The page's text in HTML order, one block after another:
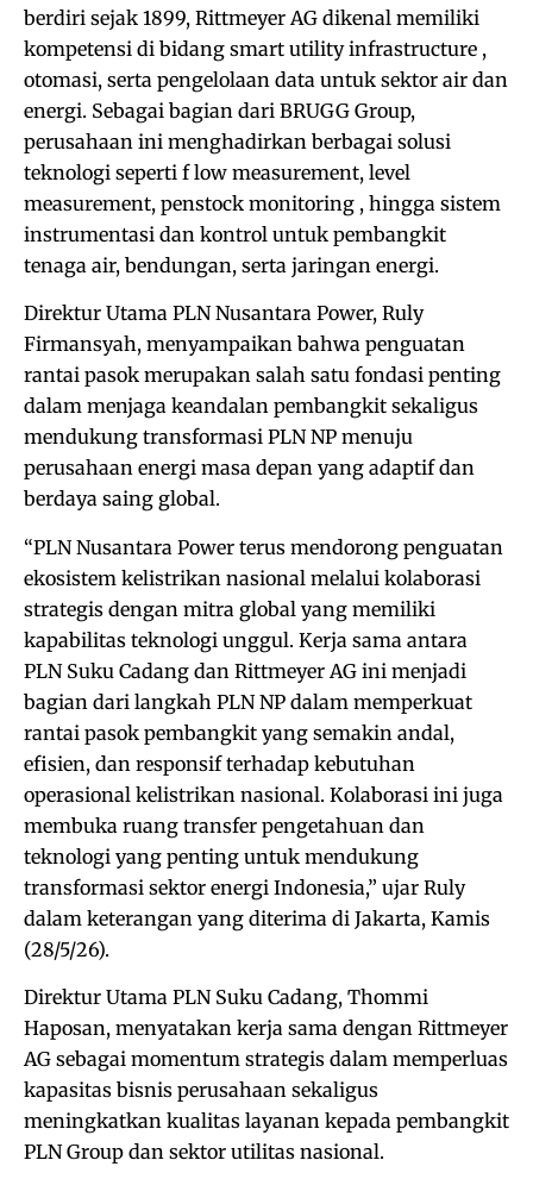
berdiri sejak 1899, Rittmeyer AG dikenal memiliki
kompetensi di bidang smart utility infrastructure ,
otomasi, serta pengelolaan data untuk sektor air dan
energi. Sebagai bagian dari BRUGG Group,
perusahaan ini menghadirkan berbagai solusi
teknologi seperti f low measurement, level
measurement, penstock monitoring , hingga sistem
instrumentasi dan kontrol untuk pembangkit
tenaga air, bendungan, serta jaringan energi.
Direktur Utama PLN Nusantara Power, Ruly
Firmansyah, menyampaikan bahwa penguatan
rantai pasok merupakan salah satu fondasi penting
dalam menjaga keandalan pembangkit sekaligus
mendukung transformasi PLN NP menuju
perusahaan energi masa depan yang adaptif dan
berdaya saing global.
“PLN Nusantara Power terus mendorong penguatan
ekosistem kelistrikan nasional melalui kolaborasi
strategis dengan mitra global yang memiliki
kapabilitas teknologi unggul. Kerja sama antara
PLN Suku Cadang dan Rittmeyer AG ini menjadi
bagian dari langkah PLN NP dalam memperkuat
rantai pasok pembangkit yang semakin andal,
efisien, dan responsif terhadap kebutuhan
operasional kelistrikan nasional. Kolaborasi ini juga
membuka ruang transfer pengetahuan dan
teknologi yang penting untuk mendukung
transformasi sektor energi Indonesia,” ujar Ruly
dalam keterangan yang diterima di Jakarta, Kamis
(28/5/26).
Direktur Utama PLN Suku Cadang, Thommi
Haposan, menyatakan kerja sama dengan Rittmeyer
AG sebagai momentum strategis dalam memperluas
kapasitas bisnis perusahaan sekaligus
meningkatkan kualitas layanan kepada pembangkit
PLN Group dan sektor utilitas nasional.